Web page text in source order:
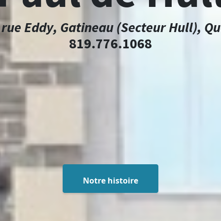
Eddy, Gatineau (Secteur Hull),
819.776.1068
Notre histoire